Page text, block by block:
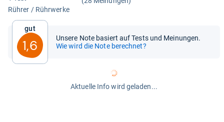
Rüh­rer / Rühr­werke
Gut
1,6
Unsere Note basiert auf Tests und Meinungen.
Wie wird die Note berechnet?
Aktuelle Info wird geladen...